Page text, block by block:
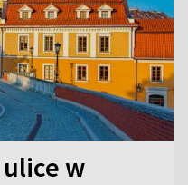
w